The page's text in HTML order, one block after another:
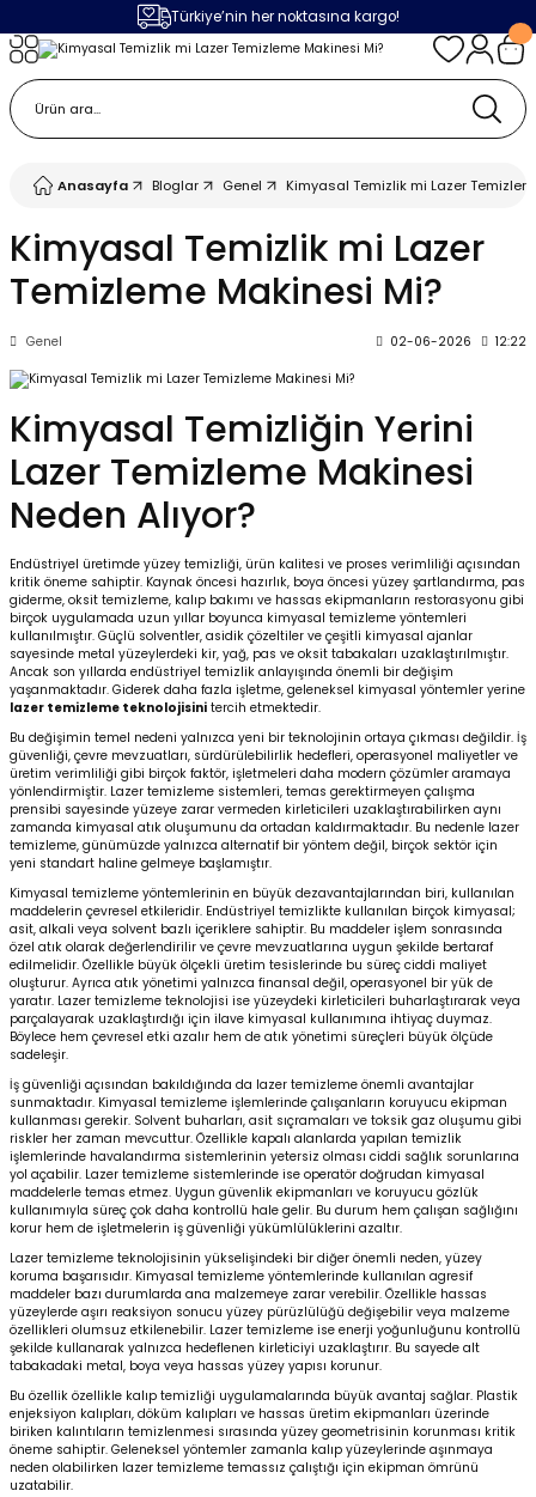
Türkiye’nin her noktasına kargo!
Anasayfa Bloglar Genel Kimyasal Temizlik mi Lazer
Kimyasal Temizlik mi Lazer
Temizleme Makinesi Mi?
Genel 02-06-2026 12:22
Kimyasal Temizliğin Yerini
Lazer Temizleme Makinesi
Neden Alıyor?
Endüstriyel üretimde yüzey temizliği, ürün kalitesi ve proses verimliliği açısından
kritik öneme sahiptir. Kaynak öncesi hazırlık, boya öncesi yüzey şartlandırma, pas
giderme, oksit temizleme, kalıp bakımı ve hassas ekipmanların restorasyonu gibi
birçok uygulamada uzun yıllar boyunca kimyasal temizleme yöntemleri
kullanılmıştır. Güçlü solventler, asidik çözeltiler ve çeşitli kimyasal ajanlar
sayesinde metal yüzeylerdeki kir, yağ, pas ve oksit tabakaları uzaklaştırılmıştır.
Ancak son yıllarda endüstriyel temizlik anlayışında önemli bir değişim
yaşanmaktadır. Giderek daha fazla işletme, geleneksel kimyasal yöntemler yerine
lazer temizleme teknolojisini tercih etmektedir.
Bu değişimin temel nedeni yalnızca yeni bir teknolojinin ortaya çıkması değildir. İş
güvenliği, çevre mevzuatları, sürdürülebilirlik hedefleri, operasyonel maliyetler ve
üretim verimliliği gibi birçok faktör, işletmeleri daha modern çözümler aramaya
yönlendirmiştir. Lazer temizleme sistemleri, temas gerektirmeyen çalışma
prensibi sayesinde yüzeye zarar vermeden kirleticileri uzaklaştırabilirken aynı
zamanda kimyasal atık oluşumunu da ortadan kaldırmaktadır. Bu nedenle lazer
temizleme, günümüzde yalnızca alternatif bir yöntem değil, birçok sektör için
yeni standart haline gelmeye başlamıştır.
Kimyasal temizleme yöntemlerinin en büyük dezavantajlarından biri, kullanılan
maddelerin çevresel etkileridir. Endüstriyel temizlikte kullanılan birçok kimyasal;
asit, alkali veya solvent bazlı içeriklere sahiptir. Bu maddeler işlem sonrasında
özel atık olarak değerlendirilir ve çevre mevzuatlarına uygun şekilde bertaraf
edilmelidir. Özellikle büyük ölçekli üretim tesislerinde bu süreç ciddi maliyet
oluşturur. Ayrıca atık yönetimi yalnızca finansal değil, operasyonel bir yük de
yaratır. Lazer temizleme teknolojisi ise yüzeydeki kirleticileri buharlaştırarak veya
parçalayarak uzaklaştırdığı için ilave kimyasal kullanımına ihtiyaç duymaz.
Böylece hem çevresel etki azalır hem de atık yönetimi süreçleri büyük ölçüde
sadeleşir.
İş güvenliği açısından bakıldığında da lazer temizleme önemli avantajlar
sunmaktadır. Kimyasal temizleme işlemlerinde çalışanların koruyucu ekipman
kullanması gerekir. Solvent buharları, asit sıçramaları ve toksik gaz oluşumu gibi
riskler her zaman mevcuttur. Özellikle kapalı alanlarda yapılan temizlik
işlemlerinde havalandırma sistemlerinin yetersiz olması ciddi sağlık sorunlarına
yol açabilir. Lazer temizleme sistemlerinde ise operatör doğrudan kimyasal
maddelerle temas etmez. Uygun güvenlik ekipmanları ve koruyucu gözlük
kullanımıyla süreç çok daha kontrollü hale gelir. Bu durum hem çalışan sağlığını
korur hem de işletmelerin iş güvenliği yükümlülüklerini azaltır.
Lazer temizleme teknolojisinin yükselişindeki bir diğer önemli neden, yüzey
koruma başarısıdır. Kimyasal temizleme yöntemlerinde kullanılan agresif
maddeler bazı durumlarda ana malzemeye zarar verebilir. Özellikle hassas
yüzeylerde aşırı reaksiyon sonucu yüzey pürüzlülüğü değişebilir veya malzeme
özellikleri olumsuz etkilenebilir. Lazer temizleme ise enerji yoğunluğunu kontrollü
şekilde kullanarak yalnızca hedeflenen kirleticiyi uzaklaştırır. Bu sayede alt
tabakadaki metal, boya veya hassas yüzey yapısı korunur.
Bu özellik özellikle kalıp temizliği uygulamalarında büyük avantaj sağlar. Plastik
enjeksiyon kalıpları, döküm kalıpları ve hassas üretim ekipmanları üzerinde
biriken kalıntıların temizlenmesi sırasında yüzey geometrisinin korunması kritik
öneme sahiptir. Geleneksel yöntemler zamanla kalıp yüzeylerinde aşınmaya
neden olabilirken lazer temizleme temassız çalıştığı için ekipman ömrünü
uzatabilir.
Geri Dön
Camı
Ürünleri
Geri Dön
Geri Dön
Sistemleri
Geri Dön
Montaj Ekipmanı